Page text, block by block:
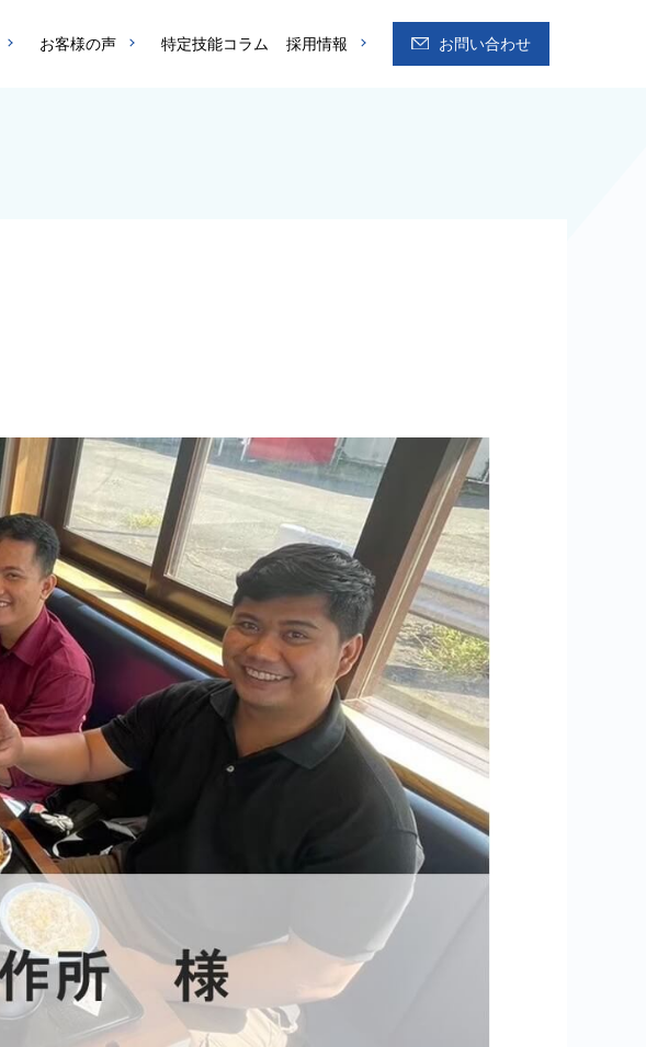
お客様の声 特定技能コラム 採用情報 お問い合わせ